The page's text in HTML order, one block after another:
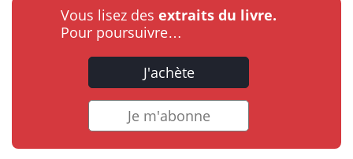
Vous lisez des extraits du livre.
Pour poursuivre…
J'achète
Je m'abonne